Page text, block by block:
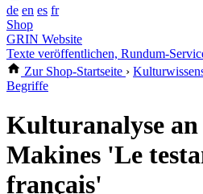
de en es fr
Shop
GRIN Website
Texte veröffentlichen, Rundum-
Zur Shop-Startseite ›
Begriffe
Kulturanalyse
Makines 'Le
français'